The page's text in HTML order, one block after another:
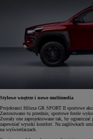
Stylowe wnętrze i nowe multimedia
Projektanci Hiluxa GR SPORT II sportowe
Zastosowano tu przednie, sportowe fotele
Zostały one zaprojektowane tak, by ograniczać
zapewniać wysoki komfort. Na zagłówkach
na wyświetlaczach.